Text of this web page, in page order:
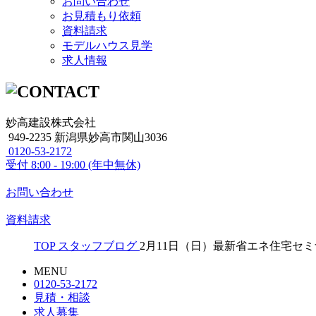
お見積もり依頼
資料請求
モデルハウス見学
求人情報
妙高建設株式会社
949-2235 新潟県妙高市関山3036
0120-53-2172
受付 8:00 - 19:00 (年中無休)
お問い合わせ
資料請求
TOP スタッフブログ 2月11日（日）最新省エネ住宅セ
MENU
0120-53-2172
見積・相談
求人募集